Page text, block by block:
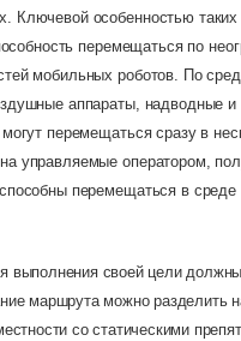
Ключевой особенностью таких
перемещаться по
мобильных роботов. По
аппараты, надводные
перемещаться сразу в
управляемые оператором,
перемещаться в
выполнения своей цели
маршрута можно разделить
со статическими